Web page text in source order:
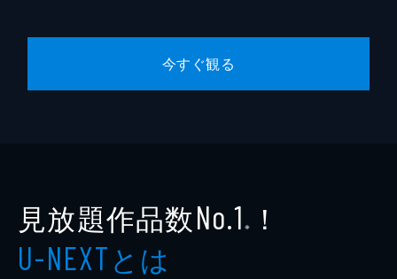
今すぐ観る
見放題作品数No.1 ※ ！
U-NEXTとは